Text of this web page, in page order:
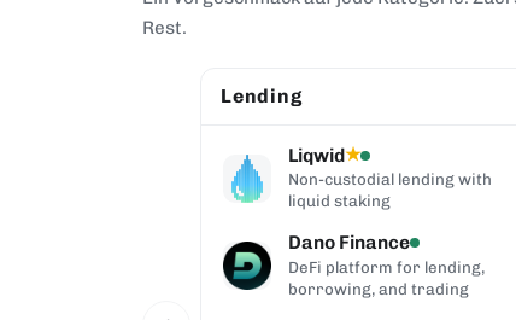
Rest.
Lending
Liqwid★
Non-custodial lending with
liquid staking
Dano Finance
DeFi platform for lending,
borrowing, and trading